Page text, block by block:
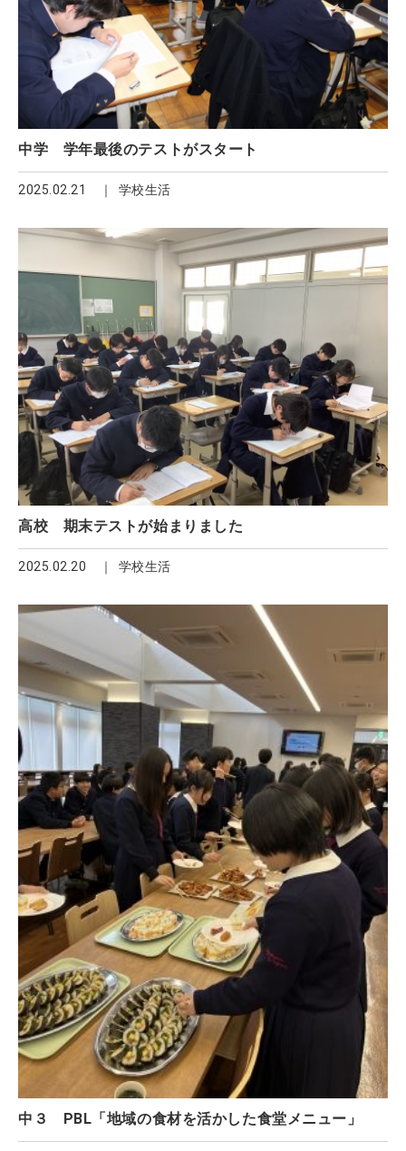
中学 学年最後のテストがスタート
2025.02.21 学校生活
高校 期末テストが始まりました
2025.02.20 学校生活
中３ PBL「地域の食材を活かした食堂メニュー」